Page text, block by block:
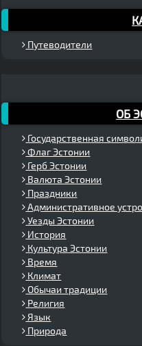
Путеводители
ОБ
Государственная
Флаг Эстонии
Герб Эстонии
Валюта Эстонии
Праздники
Административное
Уезды Эстонии
История
Культура Эстонии
Время
Климат
Обычаи традиции
Религия
Язык
Природа